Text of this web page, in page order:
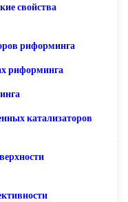
свойства
риформинга
риформинга
катализаторов